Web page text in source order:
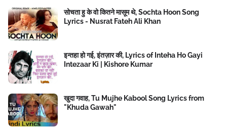
सोचता हु के वो कितने मासूम थे, Sochta Hoon Song
Lyrics - Nusrat Fateh Ali Khan
इन्तहा हो गई, इंतज़ार की, Lyrics of Inteha Ho Gayi
Intezaar Ki | Kishore Kumar
खुदा गवाह, Tu Mujhe Kabool Song Lyrics from
"Khuda Gawah"